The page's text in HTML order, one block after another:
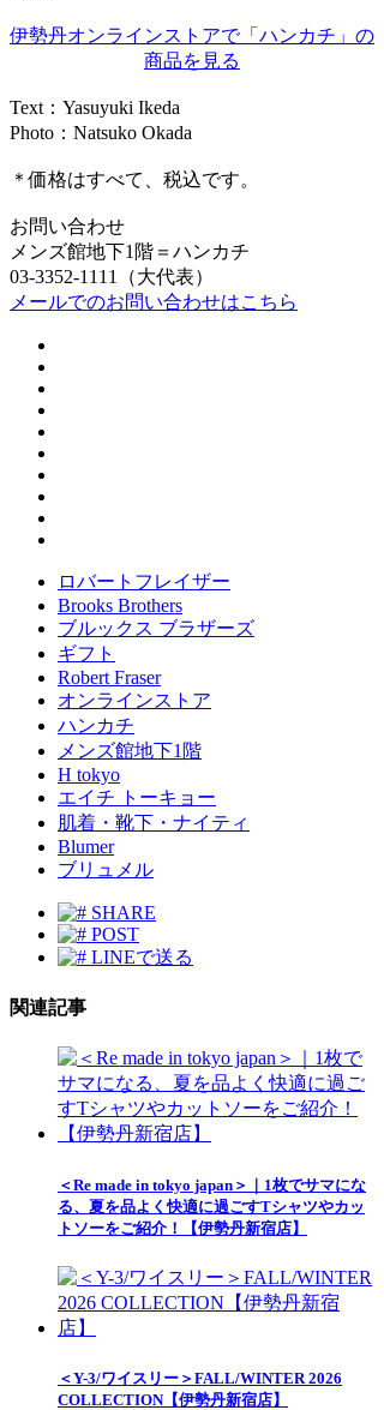
伊勢丹オンラインストアで「ハンカチ」の
商品を見る
Text：Yasuyuki Ikeda
Photo：Natsuko Okada
＊価格はすべて、税込です。
お問い合わせ
メンズ館地下1階＝ハンカチ
03-3352-1111（大代表）
メールでのお問い合わせはこちら
ロバートフレイザー
Brooks Brothers
ブルックス ブラザーズ
ギフト
Robert Fraser
オンラインストア
ハンカチ
メンズ館地下1階
H tokyo
エイチ トーキョー
肌着・靴下・ナイティ
Blumer
ブリュメル
SHARE
POST
LINEで送る
関連記事
＜Re made in tokyo japan＞｜1枚でサマにな
る、夏を品よく快適に過ごすTシャツやカッ
トソーをご紹介！【伊勢丹新宿店】
＜Y-3/ワイスリー＞FALL/WINTER 2026
COLLECTION【伊勢丹新宿店】